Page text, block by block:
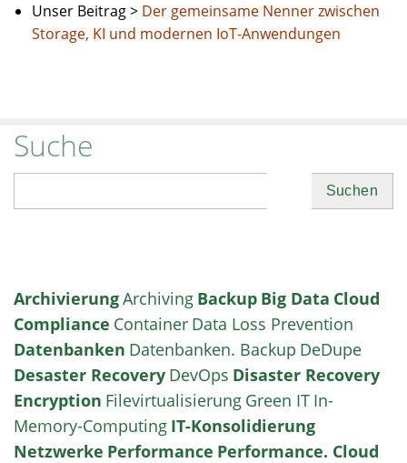
Unser Beitrag > Der gemeinsame Nenner zwischen
Storage, KI und modernen IoT-Anwendungen
Suche
ArchivierungArchiving Backup Big Data Cloud
Compliance Container Data Loss Prevention
Datenbanken Datenbanken. Backup DeDupe
Desaster Recovery DevOps Disaster Recovery
Encryption Filevirtualisierung Green IT In-
Memory-Computing IT-Konsolidierung
Netzwerke Performance Performance. Cloud